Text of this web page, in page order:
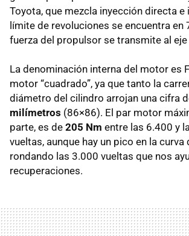
Toyota, que mezcla inyección directa e
límite de revoluciones se encuentra en
fuerza del propulsor se transmite al
La denominación interna del motor es
motor “cuadrado”, ya que tanto la
diámetro del cilindro arrojan una cifra
milímetros (86×86). El par motor
parte, es de 205 Nm entre las 6.400 y
vueltas, aunque hay un pico en la curva
rondando las 3.000 vueltas que nos
recuperaciones.